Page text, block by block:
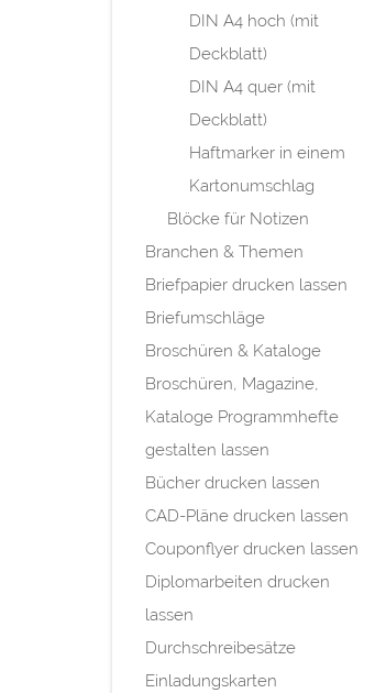
DIN A4 hoch (mit
Deckblatt)
DIN A4 quer (mit
Deckblatt)
Haftmarker in einem
Kartonumschlag
Blöcke für Notizen
Branchen & Themen
Briefpapier drucken lassen
Briefumschläge
Broschüren & Kataloge
Broschüren, Magazine,
Kataloge Programmhefte
gestalten lassen
Bücher drucken lassen
CAD-Pläne drucken lassen
Couponflyer drucken lassen
Diplomarbeiten drucken
lassen
Durchschreibesätze
Einladungskarten